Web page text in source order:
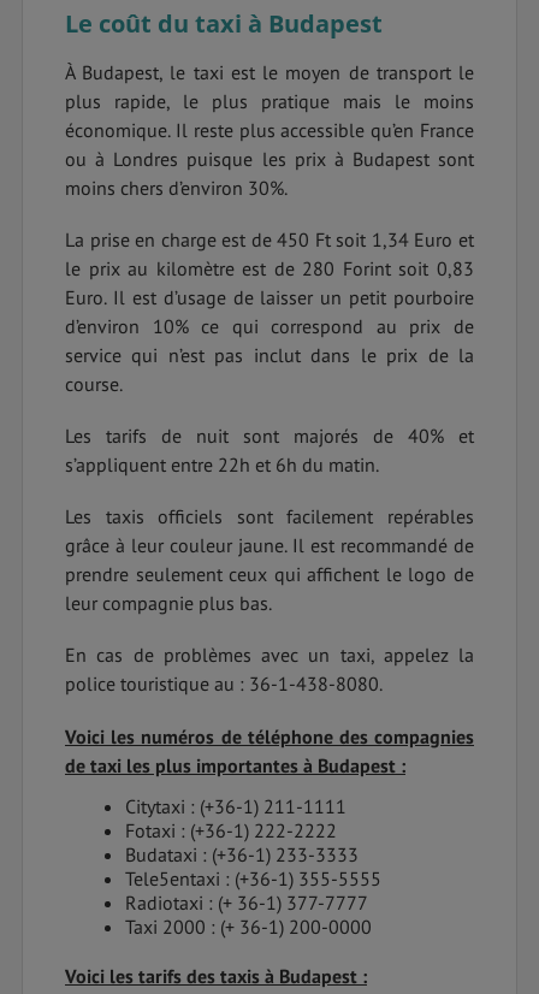
Le coût du taxi à Budapest
À Budapest, le taxi est le moyen de transport le
plus rapide, le plus pratique mais le moins
économique. Il reste plus accessible qu’en France
ou à Londres puisque les prix à Budapest sont
moins chers d’environ 30%.
La prise en charge est de 450 Ft soit 1,34 Euro et
le prix au kilomètre est de 280 Forint soit 0,83
Euro. Il est d’usage de laisser un petit pourboire
d’environ 10% ce qui correspond au prix de
service qui n’est pas inclut dans le prix de la
course.
Les tarifs de nuit sont majorés de 40% et
s’appliquent entre 22h et 6h du matin.
Les taxis officiels sont facilement repérables
grâce à leur couleur jaune. Il est recommandé de
prendre seulement ceux qui affichent le logo de
leur compagnie plus bas.
En cas de problèmes avec un taxi, appelez la
police touristique au : 36-1-438-8080.
Voici les numéros de téléphone des compagnies
de taxi les plus importantes à Budapest :
Citytaxi : (+36-1) 211-1111
Fotaxi : (+36-1) 222-2222
Budataxi : (+36-1) 233-3333
Tele5entaxi : (+36-1) 355-5555
Radiotaxi : (+ 36-1) 377-7777
Taxi 2000 : (+ 36-1) 200-0000
Voici les tarifs des taxis à Budapest :